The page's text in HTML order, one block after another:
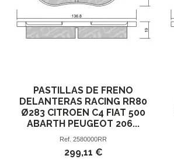
PASTILLAS DE FRENO
DELANTERAS RACING RR80
Ø283 CITROEN C4 FIAT 500
ABARTH PEUGEOT 206...
Ref.2580000RR
299,11 €